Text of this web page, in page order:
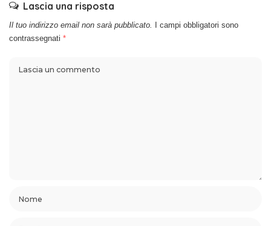
Lascia una risposta
Il tuo indirizzo email non sarà pubblicato.
I campi obbligatori sono
contrassegnati *